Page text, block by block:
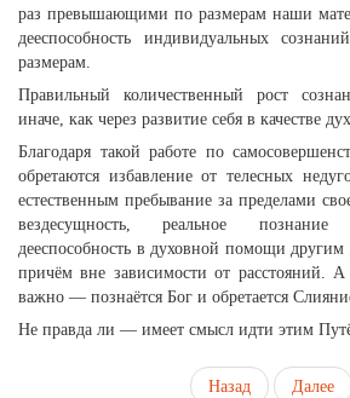
раз превышающими по размерам наши
дееспособность индивидуальных
размерам.
Правильный количественный рост
иначе, как через развитие себя в качестве
Благодаря такой работе по
обретаются избавление от телесных
естественным пребывание за пределами
вездесущность, реальное познание
дееспособность в духовной помощи
причём вне зависимости от расстояний.
важно — познаётся Бог и обретается
Не правда ли — имеет смысл идти этим
Назад Далее